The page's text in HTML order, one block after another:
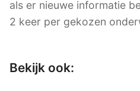
als er nieuwe informatie
2 keer per gekozen
Bekijk ook: